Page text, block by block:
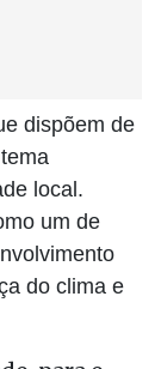
dispõem de
local.
um de
do clima e